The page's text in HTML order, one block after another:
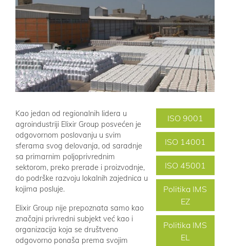
Kao jedan od regionalnih lidera u
agroindustriji Elixir Group posvećen je
odgovornom poslovanju u svim
sferama svog delovanja, od saradnje
sa primarnim poljoprivrednim
sektorom, preko prerade i proizvodnje,
do podrške razvoju lokalnih zajednica u
kojima posluje.
Elixir Group nije prepoznata samo kao
značajni privredni subjekt već kao i
organizacija koja se društveno
odgovorno ponaša prema svojim
ISO 9001
ISO 14001
ISO 45001
Politika IMS
EZ
Politika IMS
EL